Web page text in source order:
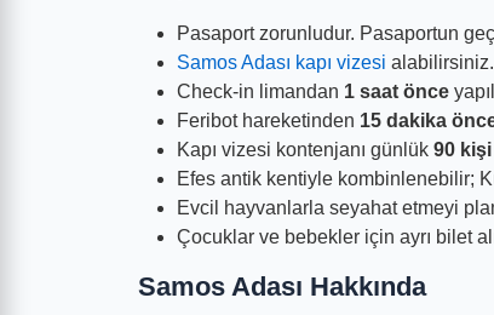
Pasaport zorunludur. Pasaportun
Samos Adası kapı vizesi
Check-in limandan 1 saat önce
Feribot hareketinden 15 dakika
Kapı vizesi kontenjanı günlük 90 kişi
Efes antik kentiyle kombinlenebilir;
Evcil hayvanlarla seyahat etmeyi
Çocuklar ve bebekler için ayrı bilet
Samos Adası Hakkında